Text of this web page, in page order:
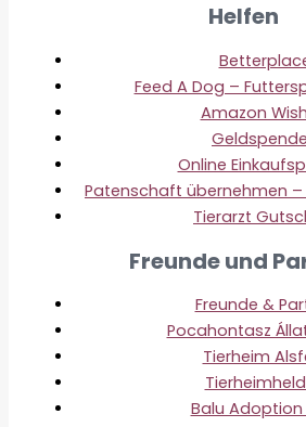
Helfen
Feed A Dog –
Amazon
Online
Patenschaft übernehmen
Tierarzt
Freunde und
Freunde &
Pocahontasz
Tierheim
Balu